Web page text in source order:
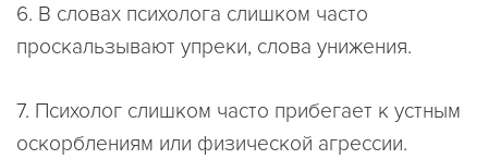
6. В словах психолога слишком часто
проскальзывают упреки, слова унижения.
7. Психолог слишком часто прибегает к устным
оскорблениям или физической агрессии.